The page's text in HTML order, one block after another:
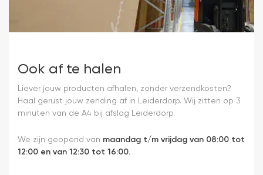
Ook af te halen
Liever jouw producten afhalen, zonder verzendkosten?
Haal gerust jouw zending af in Leiderdorp. Wij zitten op 3
minuten van de A4 bij afslag Leiderdorp.
We zijn geopend van maandag t/m vrijdag van 08:00 tot
12:00 en van 12:30 tot 16:00.